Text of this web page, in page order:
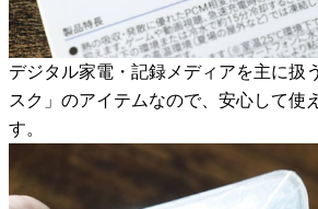
デジタル家電・記録メディアを主に扱
スク」のアイテムなので、安心して使
す。